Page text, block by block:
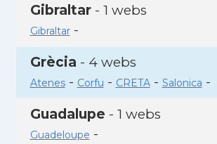
Gibraltar- 1 webs
Gibraltar-
Grècia - 4 webs
Atenes- Corfu - CRETA- Salonica -
Guadalupe - 1 webs
Guadeloupe -